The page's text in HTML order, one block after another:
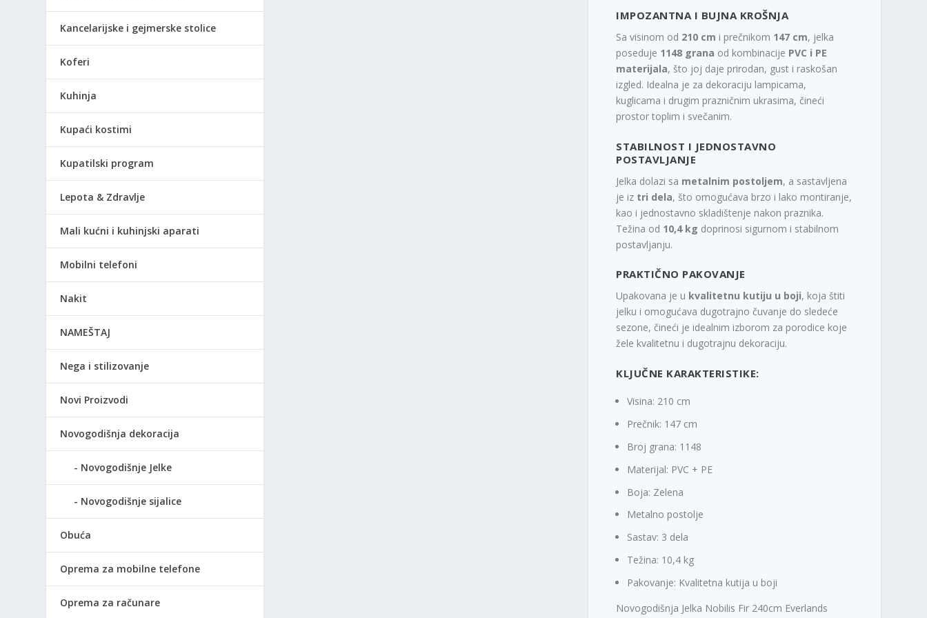
IMPOZANTNA I BUJNA KROŠNJA
Sa visinom od 210 cm i prečnikom 147 cm, jelka
poseduje 1148 grana od kombinacije PVC i PE
materijala, što joj daje prirodan, gust i raskošan
izgled. Idealna je za dekoraciju lampicama,
kuglicama i drugim prazničnim ukrasima, čineći
prostor toplim i svečanim.
STABILNOST I JEDNOSTAVNO
POSTAVLJANJE
Jelka dolazi sa metalnim postoljem, a sastavljena
je iz tri dela, što omogućava brzo i lako montiranje,
kao i jednostavno skladištenje nakon praznika.
Težina od 10,4 kg doprinosi sigurnom i stabilnom
postavljanju.
PRAKTIČNO PAKOVANJE
Upakovana je u kvalitetnu kutiju u boji, koja štiti
jelku i omogućava dugotrajno čuvanje do sledeće
sezone, čineći je idealnim izborom za porodice koje
žele kvalitetnu i dugotrajnu dekoraciju.
KLJUČNE KARAKTERISTIKE:
Visina: 210 cm
Prečnik: 147 cm
Broj grana: 1148
Materijal: PVC + PE
Boja: Zelena
Metalno postolje
Sastav: 3 dela
Težina: 10,4 kg
Pakovanje: Kvalitetna kutija u boji
Novogodišnja Jelka Nobilis Fir 240cm Everlands
Kancelarijske i gejmerske stolice
Koferi
Kuhinja
Kupaći kostimi
Kupatilski program
Lepota & Zdravlje
Mali kućni i kuhinjski aparati
Mobilni telefoni
Nakit
NAMEŠTAJ
Nega i stilizovanje
Novi Proizvodi
Novogodišnja dekoracija
Novogodišnje Jelke
Novogodišnje sijalice
Obuća
Oprema za mobilne telefone
Oprema za računare